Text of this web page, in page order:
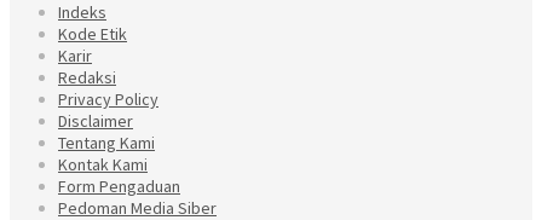
Indeks
Kode Etik
Karir
Redaksi
Privacy Policy
Disclaimer
Tentang Kami
Kontak Kami
Form Pengaduan
Pedoman Media Siber